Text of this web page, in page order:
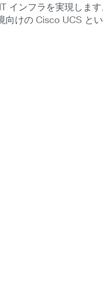
インフラを実現しま
けの Cisco UCS と